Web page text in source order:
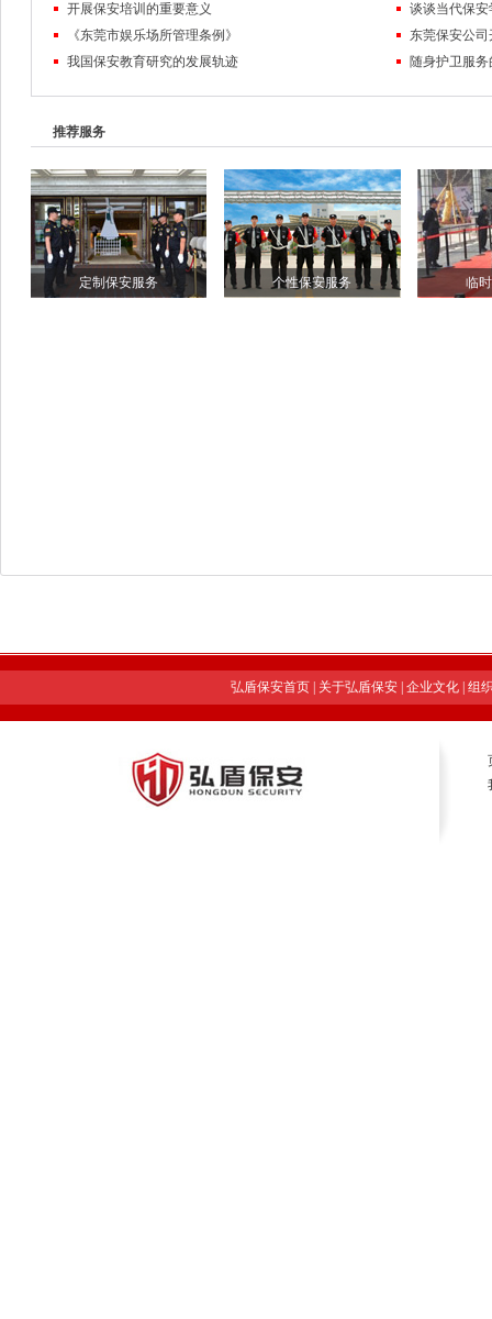
开展保安培训的重要意义
谈谈当代保
《东莞市娱乐场所管理条例》
东莞保安公
我国保安教育研究的发展轨迹
随身护卫服
推荐服务
定制保安服务 个性保安服务 临
弘盾保安首页| 关于弘盾保安| 企业文化| 组